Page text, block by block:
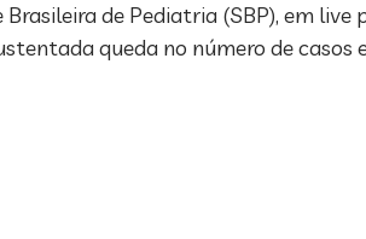
de Pediatria (SBP), em
queda no número de casos